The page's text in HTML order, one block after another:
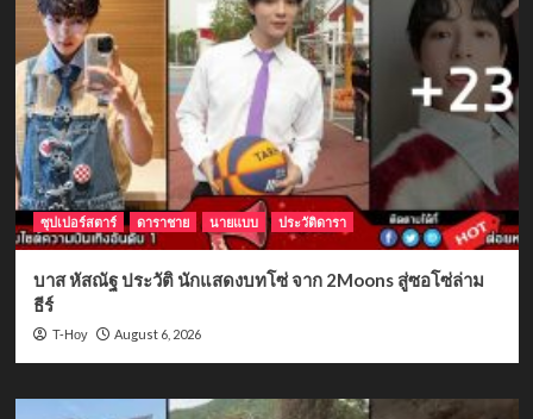
ซุปเปอร์สตาร์ ดาราชาย นายแบบ ประวัติดารา
บาส หัสณัฐ ประวัติ นักแสดงบทโซ่ จาก 2Moons สู่ซอโซ่ล่าม
ธีร์
T-Hoy August 6, 2026